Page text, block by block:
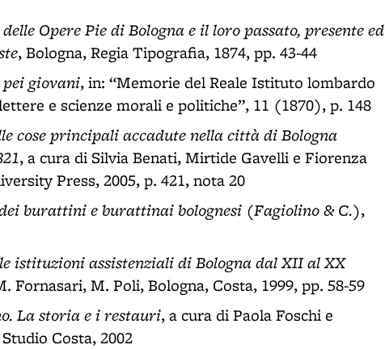
Opere Pie di Bologna e il loro passato, presente ed
, Bologna, Regia Tipografia, 1874, pp. 43-44
giovani, in: “Memorie del Reale Istituto lombardo
e scienze morali e politiche”, 11 (1870), p. 148
cose principali accadute nella città di Bologna
, a cura di Silvia Benati, Mirtide Gavelli e Fiorenza
Press, 2005, p. 421, nota 20
burattini e burattinai bolognesi (Fagiolino & C.),
istituzioni assistenziali di Bologna dal XII al XX
Fornasari, M. Poli, Bologna, Costa, 1999, pp. 58-59
La storia e i restauri, a cura di Paola Foschi e
Costa, 2002